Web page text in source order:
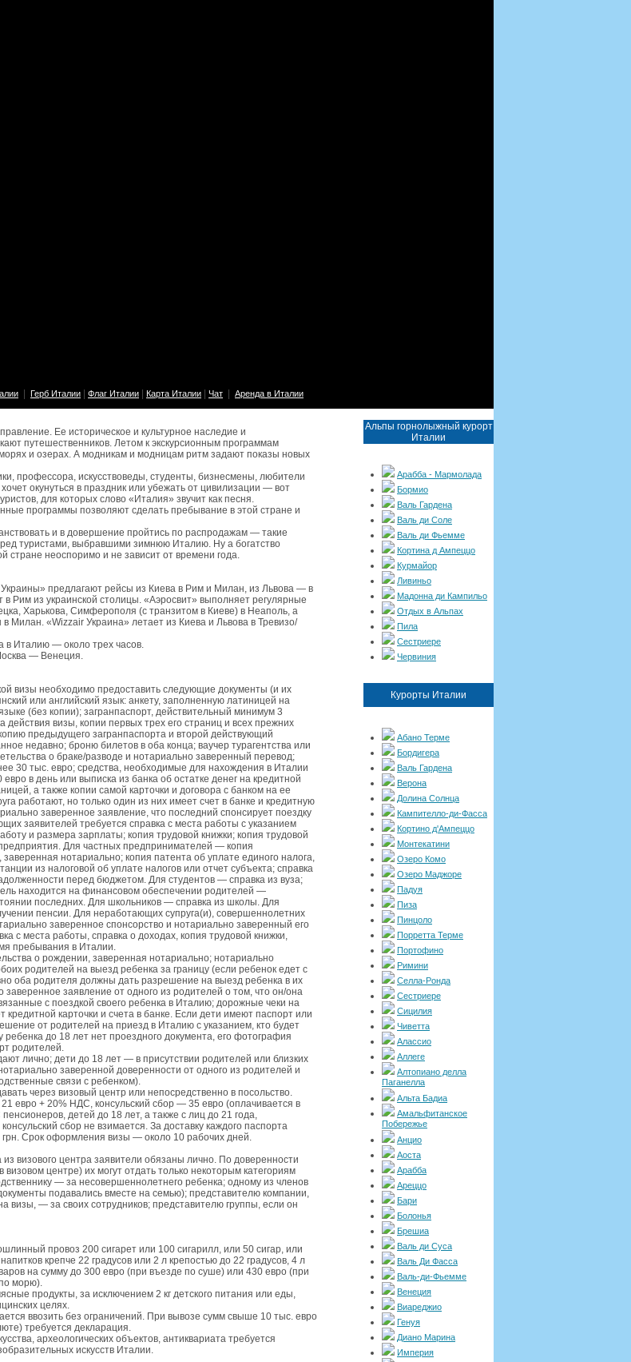
Герб Италии Флаг Италии Карта Италии Чат Аренда в Италии
Ее историческое и культурное наследие и
путешественников. Летом к экскурсионным программам
и озерах. А модникам и модницам ритм задают показы новых
профессора, искусствоведы, студенты, бизнесмены, любители
окунуться в праздник или убежать от цивилизации — вот
для которых слово «Италия» звучит как песня.
программы позволяют сделать пребывание в этой стране и
и в довершение пройтись по распродажам — такие
туристами, выбравшими зимнюю Италию. Ну а богатство
стране неоспоримо и не зависит от времени года.
предлагают рейсы из Киева в Рим и Милан, из Львова — в
Рим из украинской столицы. «Аэросвит» выполняет регулярные
Харькова, Симферополя (с транзитом в Киеве) в Неаполь, а
Милан. «Wizzair Украина» летает из Киева и Львова в Тревизо/
в Италию — около трех часов.
— Венеция.
визы необходимо предоставить следующие документы (и их
или английский язык: анкету, заполненную латиницей на
(без копии); загранпаспорт, действительный минимум 3
действия визы, копии первых трех его страниц и всех прежних
предыдущего загранпаспорта и второй действующий
недавно; броню билетов в оба конца; ваучер турагентства или
о браке/разводе и нотариально заверенный перевод;
30 тыс. евро; средства, необходимые для нахождения в Италии
в день или выписка из банка об остатке денег на кредитной
а также копии самой карточки и договора с банком на ее
работают, но только один из них имеет счет в банке и кредитную
заверенное заявление, что последний спонсирует поездку
заявителей требуется справка с места работы с указанием
и размера зарплаты; копия трудовой книжки; копия трудовой
Для частных предпринимателей — копия
заверенная нотариально; копия патента об уплате единого налога,
из налоговой об уплате налогов или отчет субъекта; справка
перед бюджетом. Для студентов — справка из вуза;
находится на финансовом обеспечении родителей —
последних. Для школьников — справка из школы. Для
пенсии. Для неработающих супруга(и), совершеннолетних
заверенное спонсорство и нотариально заверенный его
с места работы, справка о доходах, копия трудовой книжки,
пребывания в Италии.
о рождении, заверенная нотариально; нотариально
родителей на выезд ребенка за границу (если ребенок едет с
оба родителя должны дать разрешение на выезд ребенка в их
заявление от одного из родителей о том, что он/она
с поездкой своего ребенка в Италию; дорожные чеки на
кредитной карточки и счета в банке. Если дети имеют паспорт или
от родителей на приезд в Италию с указанием, кто будет
ребенка до 18 лет нет проездного документа, его фотография
родителей.
лично; дети до 18 лет — в присутствии родителей или близких
заверенной доверенности от одного из родителей и
связи с ребенком).
через визовый центр или непосредственно в посольство.
21 евро + 20% НДС, консульский сбор — 35 евро (оплачивается в
детей до 18 лет, а также с лиц до 21 года,
сбор не взимается. За доставку каждого паспорта
грн. Срок оформления визы — около 10 рабочих дней.
визового центра заявители обязаны лично. По доверенности
центре) их могут отдать только некоторым категориям
— за несовершеннолетнего ребенка; одному из членов
подавались вместе на семью); представителю компании,
визы, — за своих сотрудников; представителю группы, если он
провоз 200 сигарет или 100 сигарилл, или 50 сигар, или
крепче 22 градусов или 2 л крепостью до 22 градусов, 4 л
на сумму до 300 евро (при въезде по суше) или 430 евро (при
морю).
продукты, за исключением 2 кг детского питания или еды,
целях.
ввозить без ограничений. При вывозе сумм свыше 10 тыс. евро
требуется декларация.
археологических объектов, антиквариата требуется
искусств Италии.
Альпы горнолыжный курорт
Италии
Арабба - Мармолада
Бормио
Валь Гардена
Валь ди Соле
Валь ди Фьемме
Кортина д Ампеццо
Курмайор
Ливиньо
Мадонна ди Кампильо
Отдых в Альпах
Пила
Сестриере
Червиния
Курорты Италии
Абано Терме
Бордигера
Валь Гардена
Верона
Долина Солнца
Кампителло-ди-Фасса
Кортино д'Ампеццо
Монтекатини
Озеро Комо
Озеро Маджоре
Падуя
Пиза
Пинцоло
Порретта Терме
Портофино
Римини
Селла-Ронда
Сестриере
Сицилия
Чиветта
Алассио
Аллеге
Алтопиано делла
Паганелла
Альта Бадиа
Амальфитанское
Побережье
Анцио
Аоста
Арабба
Ареццо
Бари
Болонья
Брешиа
Валь ди Суса
Валь Ди Фасса
Валь-ди-Фьемме
Венеция
Виареджио
Генуя
Диано Марина
Империя